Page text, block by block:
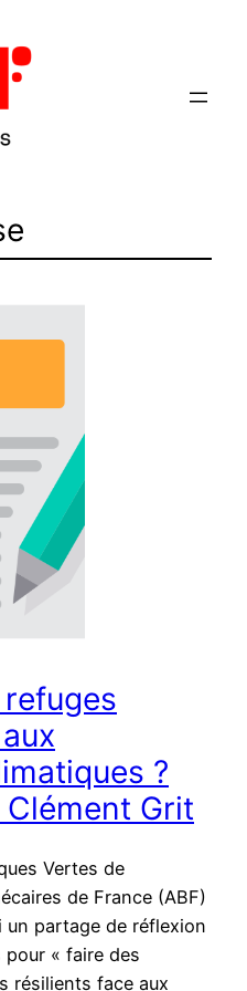
?
Grit
Vertes de
de France (ABF)
un partage de réflexion
pour « faire des
résilients face aux